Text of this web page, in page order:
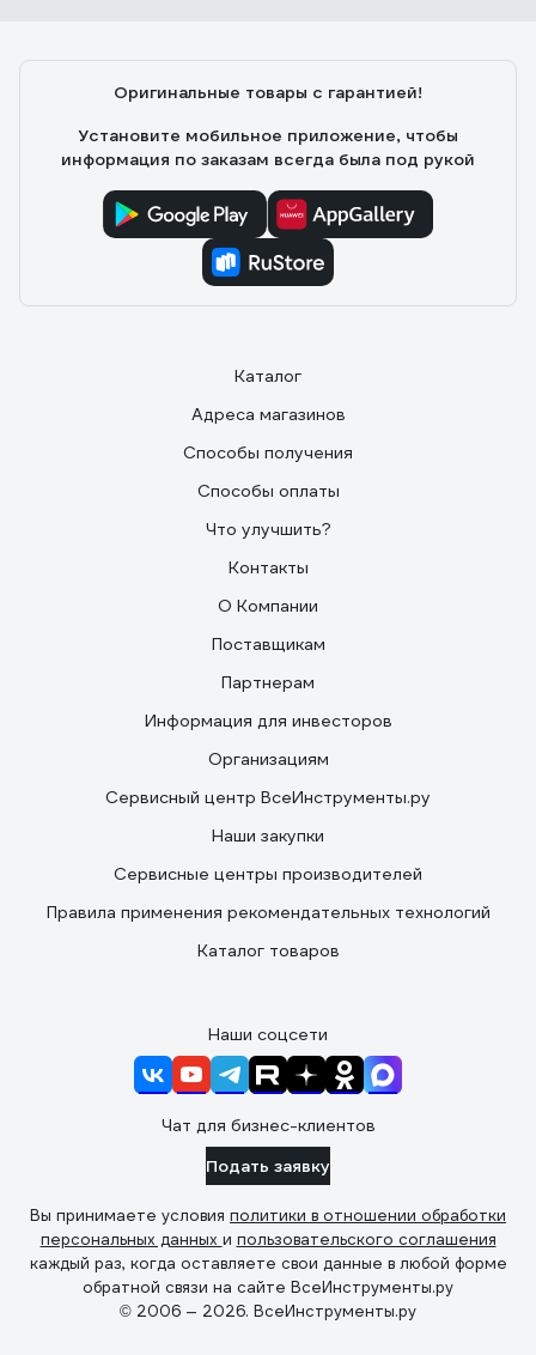
Оригинальные товары с гарантией!
Установите мобильное приложение, чтобы
информация по заказам всегда была под рукой
Каталог
Адреса магазинов
Способы получения
Способы оплаты
Что улучшить?
Контакты
О Компании
Поставщикам
Партнерам
Информация для инвесторов
Организациям
Сервисный центр ВсеИнструменты.ру
Наши закупки
Сервисные центры производителей
Правила применения рекомендательных технологий
Каталог товаров
Наши соцсети
Чат для бизнес-клиентов
Подать заявку
Вы принимаете условия политики в отношении обработки
персональных данных и пользовательского соглашения
каждый раз, когда оставляете свои данные в любой форме
обратной связи на сайте ВсеИнструменты.ру
© 2006 — 2026. ВсеИнструменты.ру